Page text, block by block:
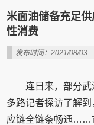
米面油储备充足
性消费
发布时间：2021/08/03
连日来，部分武
多路记者探访了解
应链全链条畅通……